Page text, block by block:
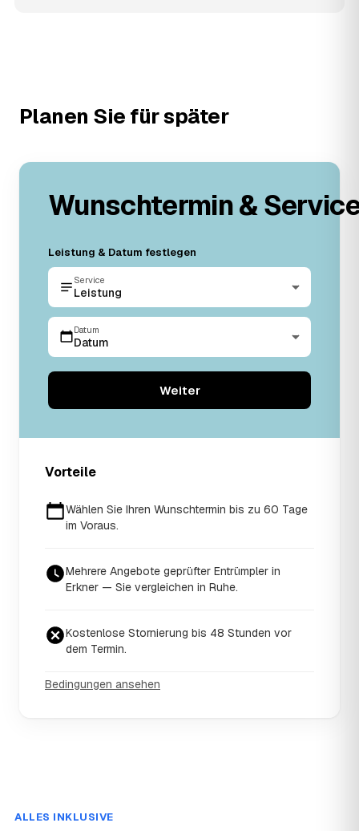
Planen Sie für später
Wunschtermin &
Leistung & Datum festlegen
Service
Leistung
Datum
Datum
Weiter
Vorteile
Wählen Sie Ihren Wunschtermin bis zu 60 Tage
im Voraus.
Mehrere Angebote geprüfter Entrümpler in
Erkner — Sie vergleichen in Ruhe.
Kostenlose Stornierung bis 48 Stunden vor
dem Termin.
Bedingungen ansehen
ALLES INKLUSIVE